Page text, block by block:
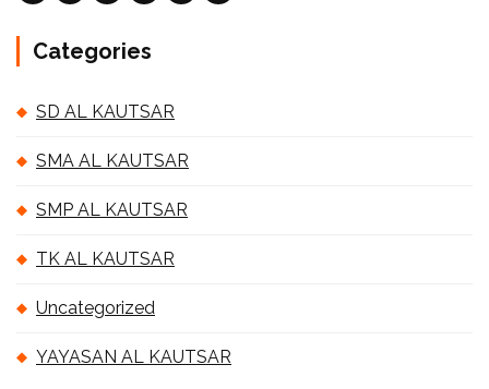
Categories
SD AL KAUTSAR
SMA AL KAUTSAR
SMP AL KAUTSAR
TK AL KAUTSAR
Uncategorized
YAYASAN AL KAUTSAR